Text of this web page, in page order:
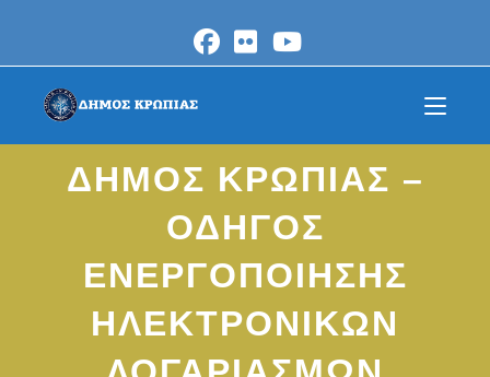
content
ΔΗΜΟΣ ΚΡΩΠΙΑΣ –
ΟΔΗΓΟΣ
ΕΝΕΡΓΟΠΟΙΗΣΗΣ
ΗΛΕΚΤΡΟΝΙΚΩΝ